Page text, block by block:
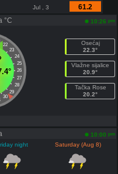
Jul , 3
61.2
°C
10:26 pm
22
23
24
25
26
27
28
29
30
Osećaj
22.3°
Vlažne sijalice
20.9°
Tačka Rose
20.2°
10:00 pm
night Saturday (Aug 8)